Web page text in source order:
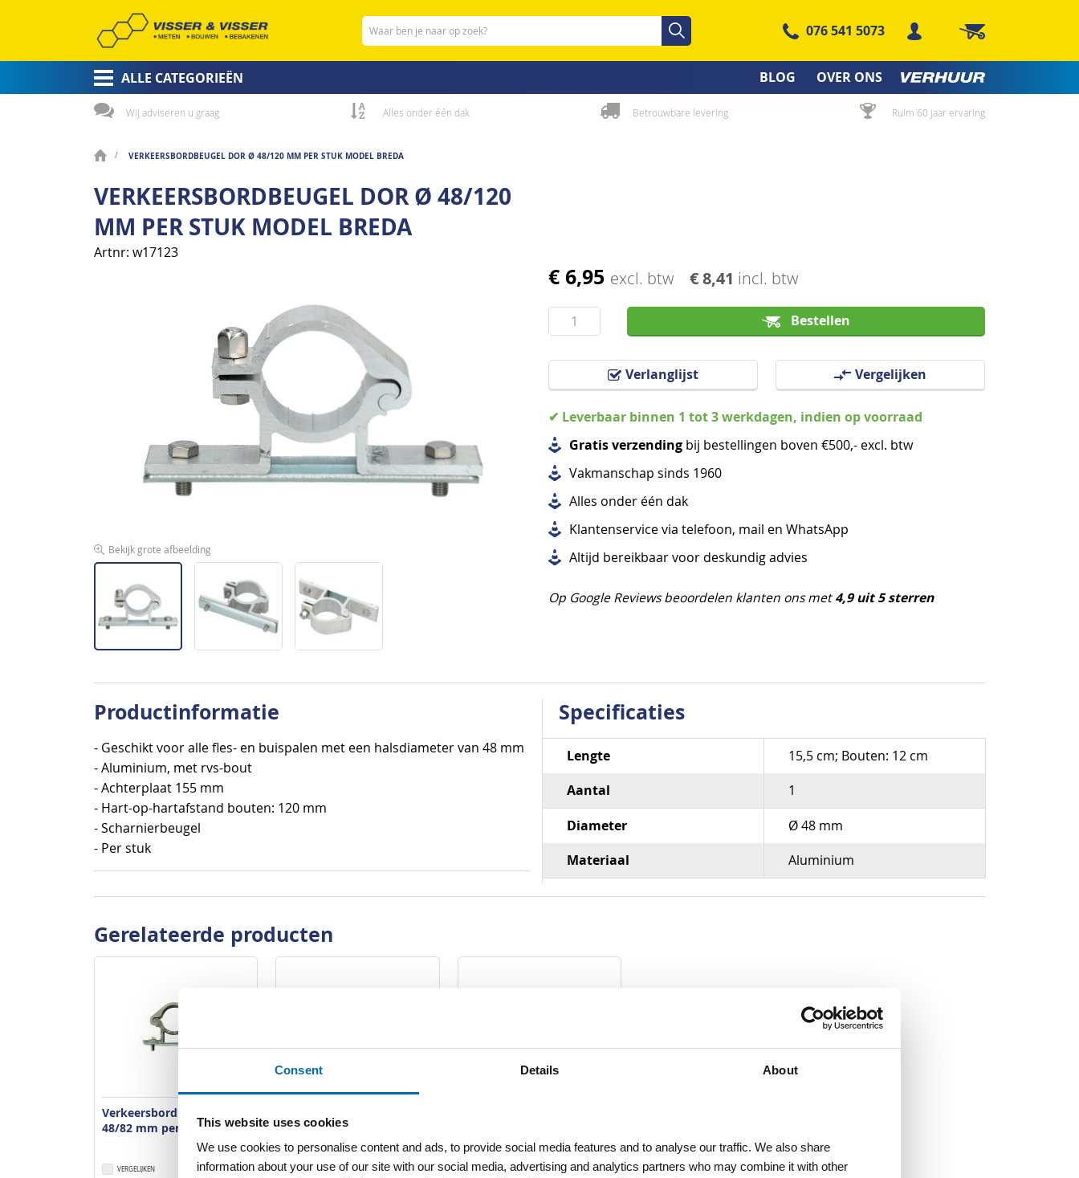
Consent Details About
This website uses cookies
We use cookies to personalise content and ads, to provide social media features and to analyse our traffic. We also share
information about your use of our site with our social media, advertising and analytics partners who may combine it with other
Zoeken Zoeken
076 541 5073 Winkelwagen
ALLE CATEGORIEËN BLOG OVER ONS
Wij adviseren u graag Alles onder één dak Betrouwbare levering Ruim 60 jaar ervaring
VERKEERSBORDBEUGEL DOR Ø 48/120 MM PER STUK MODEL BREDA
VERKEERSBORDBEUGEL DOR Ø 48/120
MM PER STUK MODEL BREDA
Artnr w17123
€ 6,95 excl. btw € 8,41 incl. btw
Bestellen
Verlanglijst Vergelijken
✔ Leverbaar binnen 1 tot 3 werkdagen, indien op voorraad
Gratis verzending bij bestellingen boven €500,- excl. btw
Vakmanschap sinds 1960
Alles onder één dak
Klantenservice via telefoon, mail en WhatsApp
Altijd bereikbaar voor deskundig advies
Op Google Reviews beoordelen klanten ons met4,9 uit 5 sterren
Bekijk grote afbeelding
het
van
de
afbeeldingen-
gallerij
Productinformatie
- Geschikt voor alle fles- en buispalen met een halsdiameter van 48 mm
- Aluminium, met rvs-bout
- Achterplaat 155 mm
- Hart-op-hartafstand bouten: 120 mm
- Scharnierbeugel
- Per stuk
Specificaties
Specificaties
Lengte 15,5 cm; Bouten: 12 cm
Aantal 1
Diameter Ø 48 mm
Materiaal Aluminium
Gerelateerde producten
Verkeersbordbeugel dor Ø
48/82 mm per stuk
VERLANGLIJST
VERGELIJKEN
48/120 mm per stuk
model Breda anti diefstal
VERLANGLIJST
VERGELIJKEN VERLANGLIJST
VERGELIJKEN